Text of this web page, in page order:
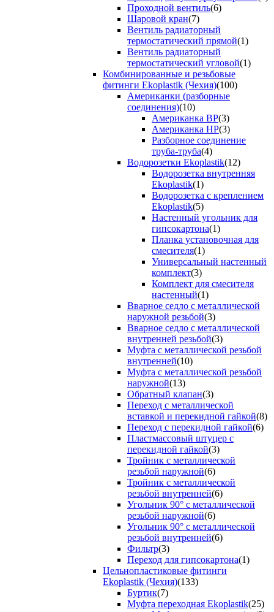
Проходной вентиль(6)
Шаровой кран(7)
Вентиль радиаторный
термостатический прямой(1)
Вентиль радиаторный
термостатический угловой(1)
Комбинированные и резьбовые
фитинги Ekoplastik (Чехия)(100)
Американки (разборные
соединения)(10)
Американка ВР(3)
Американка НР(3)
Разборное соединение
труба-труба(4)
Водорозетки Ekoplastik(12)
Водорозетка внутренняя
Ekoplastik(1)
Водорозетка с креплением
Ekoplastik(5)
Настенный угольник для
гипсокартона(1)
Планка установочная для
смесителя(1)
Универсальный настенный
комплект(3)
Комплект для смесителя
настенный(1)
Вварное седло с металлической
наружной резьбой(3)
Вварное седло с металлической
внутренней резьбой(3)
Муфта с металлической резьбой
внутренней(10)
Муфта с металлической резьбой
наружной(13)
Обратный клапан(3)
Переход с металлической
вставкой и перекидной гайкой(8)
Переход с перекидной гайкой(6)
Пластмассовый штуцер с
перекидной гайкой(3)
Тройник с металлической
резьбой наружной(6)
Тройник с металлической
резьбой внутренней(6)
Угольник 90° с металлической
резьбой наружной(6)
Угольник 90° с металлической
резьбой внутренней(6)
Фильтр(3)
Переход для гипсокартона(1)
Цельнопластиковые фитинги
Ekoplastik (Чехия)(133)
Буртик(7)
Муфта переходная Ekoplastik(25)